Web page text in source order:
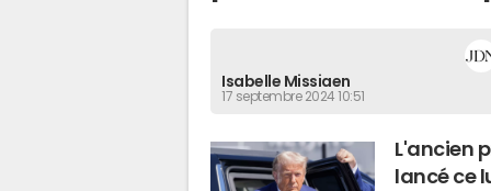
Isabelle Missiaen
17 septembre 2024 10:51
L'ancien
lancé ce